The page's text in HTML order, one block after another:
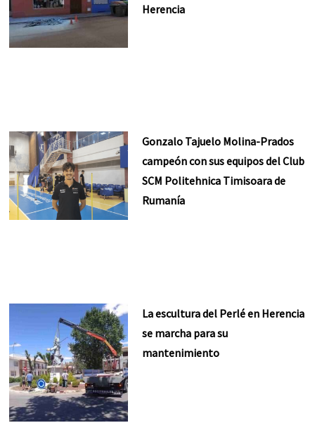
Herencia
Gonzalo Tajuelo Molina-Prados
campeón con sus equipos del Club
SCM Politehnica Timisoara de
Rumanía
La escultura del Perlé en Herencia
se marcha para su
mantenimiento